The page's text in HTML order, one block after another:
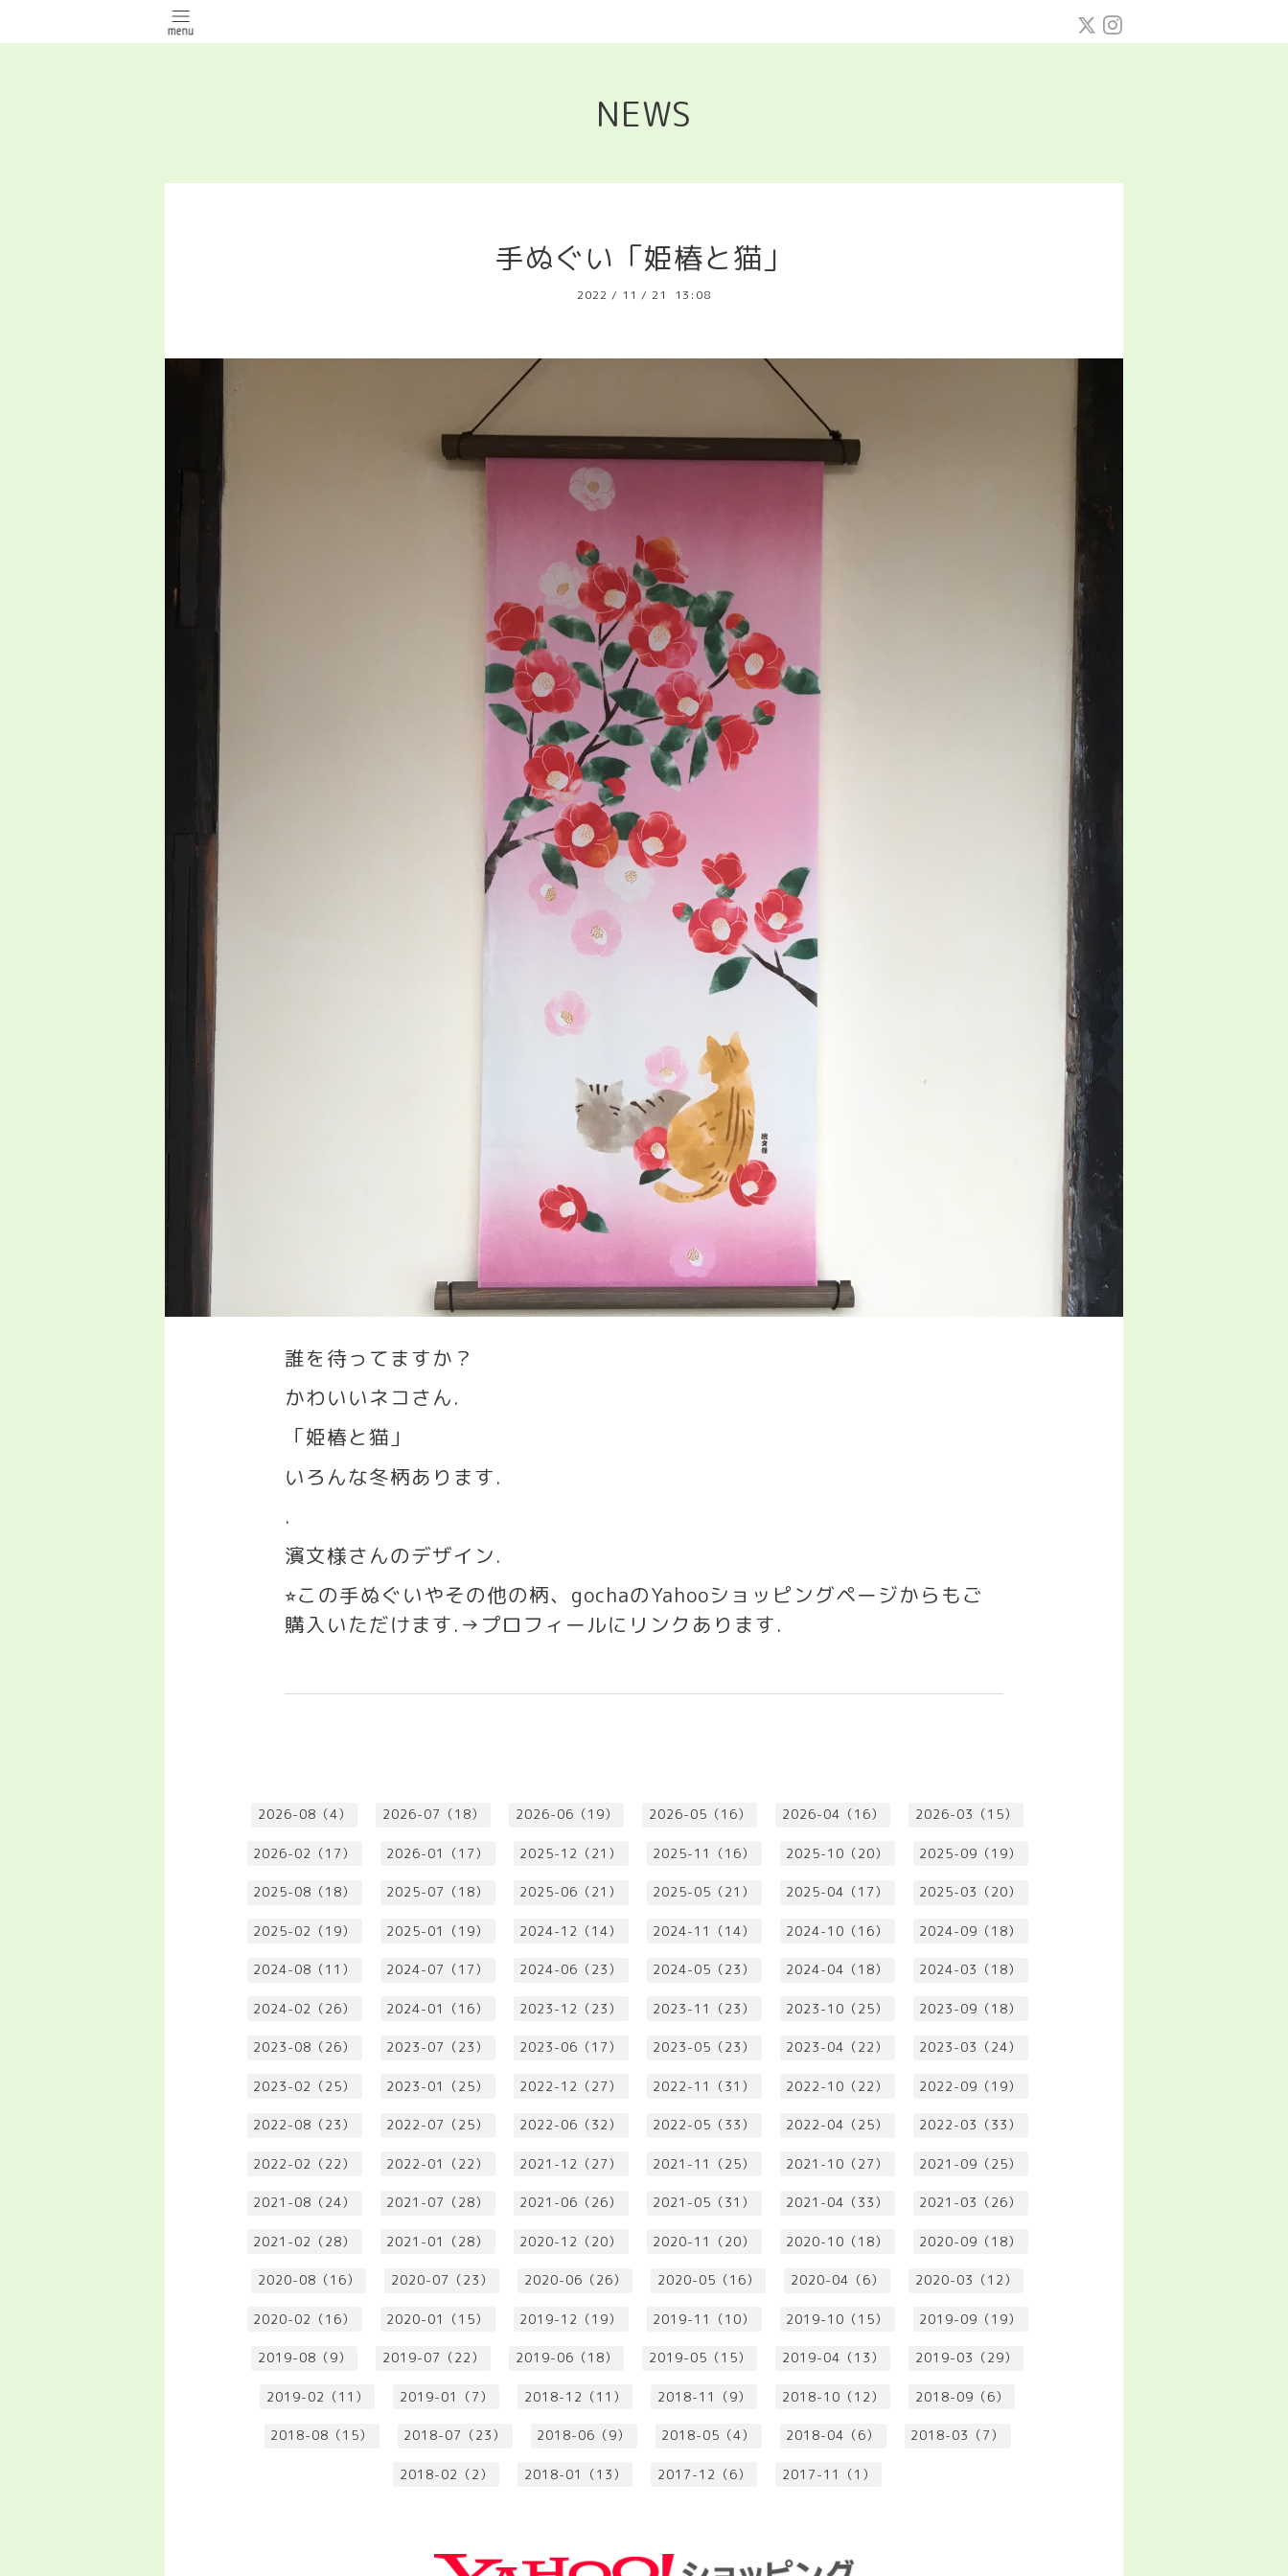
NEWS
手ぬぐい「姫椿と猫」
2022 / 11 / 21 13:08
誰を待ってますか？
かわいいネコさん.
「姫椿と猫」
いろんな冬柄あります.
.
濱文様さんのデザイン.
⭐︎この手ぬぐいやその他の柄、 gochaのYahooショッピングページからもご
購入いただけます.→ プロフィールにリンクあります.
2026-08（4） 2026-07（18） 2026-06（19） 2026-05（16） 2026-04（16） 2026-03（15）
2026-02（17） 2026-01（17） 2025-12（21） 2025-11（16） 2025-10（20） 2025-09（19）
2025-08（18） 2025-07（18） 2025-06（21） 2025-05（21） 2025-04（17） 2025-03（20）
2025-02（19） 2025-01（19） 2024-12（14） 2024-11（14） 2024-10（16） 2024-09（18）
2024-08（11） 2024-07（17） 2024-06（23） 2024-05（23） 2024-04（18） 2024-03（18）
2024-02（26） 2024-01（16） 2023-12（23） 2023-11（23） 2023-10（25） 2023-09（18）
2023-08（26） 2023-07（23） 2023-06（17） 2023-05（23） 2023-04（22） 2023-03（24）
2023-02（25） 2023-01（25） 2022-12（27） 2022-11（31） 2022-10（22） 2022-09（19）
2022-08（23） 2022-07（25） 2022-06（32） 2022-05（33） 2022-04（25） 2022-03（33）
2022-02（22） 2022-01（22） 2021-12（27） 2021-11（25） 2021-10（27） 2021-09（25）
2021-08（24） 2021-07（28） 2021-06（26） 2021-05（31） 2021-04（33） 2021-03（26）
2021-02（28） 2021-01（28） 2020-12（20） 2020-11（20） 2020-10（18） 2020-09（18）
2020-08（16） 2020-07（23） 2020-06（26） 2020-05（16） 2020-04（6） 2020-03（12）
2020-02（16） 2020-01（15） 2019-12（19） 2019-11（10） 2019-10（15） 2019-09（19）
2019-08（9） 2019-07（22） 2019-06（18） 2019-05（15） 2019-04（13） 2019-03（29）
2019-02（11） 2019-01（7） 2018-12（11） 2018-11（9） 2018-10（12） 2018-09（6）
2018-08（15） 2018-07（23） 2018-06（9） 2018-05（4） 2018-04（6） 2018-03（7）
2018-02（2） 2018-01（13） 2017-12（6） 2017-11（1）